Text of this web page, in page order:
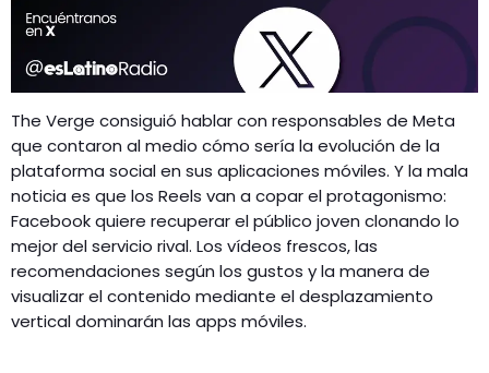
The Verge consiguió hablar con responsables de Meta
que contaron al medio cómo sería la evolución de la
plataforma social en sus aplicaciones móviles. Y la mala
noticia es que los Reels van a copar el protagonismo:
Facebook quiere recuperar el público joven clonando lo
mejor del servicio rival. Los vídeos frescos, las
recomendaciones según los gustos y la manera de
visualizar el contenido mediante el desplazamiento
vertical dominarán las apps móviles.